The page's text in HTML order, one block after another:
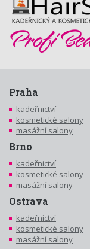
Praha
kadeřnictví
kosmetické salony
masážní salony
Brno
kadeřnictví
kosmetické salony
masážní salony
Ostrava
kadeřnictví
kosmetické salony
masážní salony